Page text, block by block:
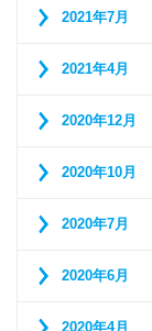
2021年7月
2021年4月
2020年12月
2020年10月
2020年7月
2020年6月
2020年4月